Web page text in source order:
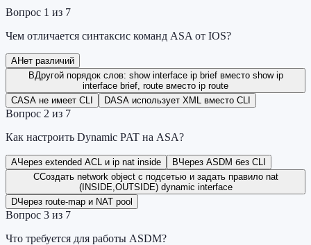
Вопрос 1 из 7
Чем отличается синтаксис команд ASA от IOS?
AНет различий
BДругой порядок слов: show interface ip brief вместо show ip
interface brief, route вместо ip route
CASA не имеет CLI DASA использует XML вместо CLI
Вопрос 2 из 7
Как настроить Dynamic PAT на ASA?
AЧерез extended ACL и ip nat inside BЧерез ASDM без CLI
CСоздать network object с подсетью и задать правило nat
(INSIDE,OUTSIDE) dynamic interface
DЧерез route-map и NAT pool
Вопрос 3 из 7
Что требуется для работы ASDM?